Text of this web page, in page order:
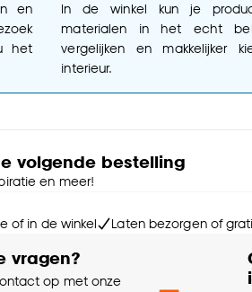
en
het
In de winkel kun je
materialen in het echt
vergelijken en makkelijker
interieur.
volgende bestelling
en meer!
of in de winkel Laten bezorgen of
vragen?
op met onze